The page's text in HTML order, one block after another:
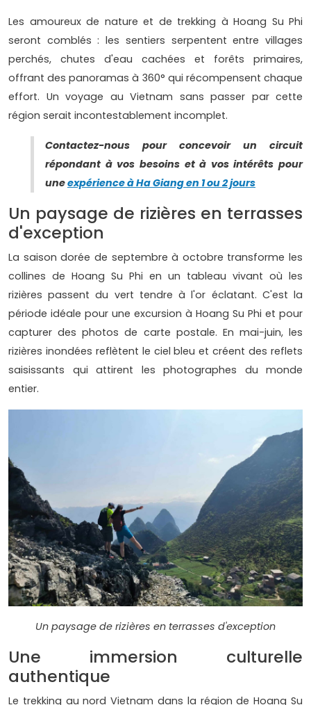
Les amoureux de nature et de trekking à Hoang Su Phi
seront comblés : les sentiers serpentent entre villages
perchés, chutes d'eau cachées et forêts primaires,
offrant des panoramas à 360° qui récompensent chaque
effort. Un voyage au Vietnam sans passer par cette
région serait incontestablement incomplet.
Contactez-nous pour concevoir un circuit
répondant à vos besoins et à vos intérêts pour
uneexpérience à Ha Giang en 1 ou 2 jours
Un paysage de rizières en terrasses
d'exception
La saison dorée de septembre à octobre transforme les
collines de Hoang Su Phi en un tableau vivant où les
rizières passent du vert tendre à l'or éclatant. C'est la
période idéale pour une excursion à Hoang Su Phi et pour
capturer des photos de carte postale. En mai-juin, les
rizières inondées reflètent le ciel bleu et créent des reflets
saisissants qui attirent les photographes du monde
entier.
Un paysage de rizières en terrasses d'exception
Une immersion culturelle
authentique
Le trekking au nord Vietnam dans la région de Hoang Su